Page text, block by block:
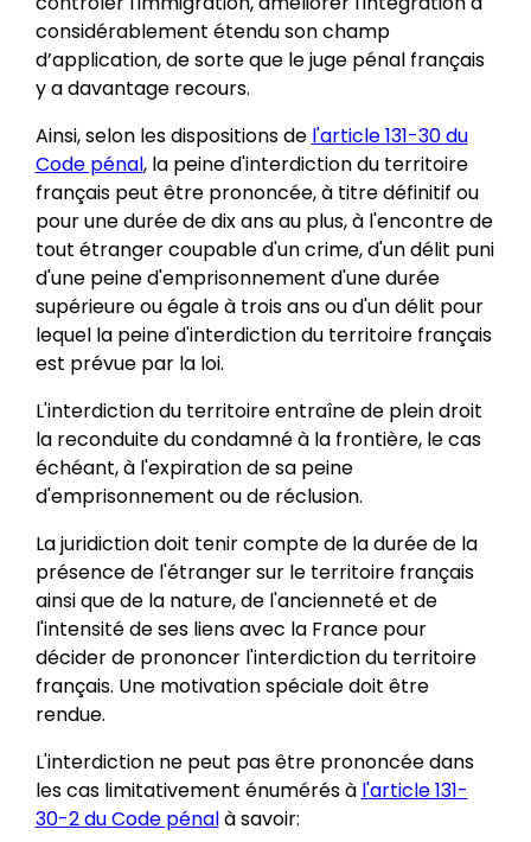
considérablement étendu son champ
d’application, de sorte que le juge pénal français
y a davantage recours.
Ainsi, selon les dispositions de l'article 131-30 du
Code pénal, la peine d'interdiction du territoire
français peut être prononcée, à titre définitif ou
pour une durée de dix ans au plus, à l'encontre de
tout étranger coupable d'un crime, d'un délit puni
d'une peine d'emprisonnement d'une durée
supérieure ou égale à trois ans ou d'un délit pour
lequel la peine d'interdiction du territoire français
est prévue par la loi.
L'interdiction du territoire entraîne de plein droit
la reconduite du condamné à la frontière, le cas
échéant, à l'expiration de sa peine
d'emprisonnement ou de réclusion.
La juridiction doit tenir compte de la durée de la
présence de l'étranger sur le territoire français
ainsi que de la nature, de l'ancienneté et de
l'intensité de ses liens avec la France pour
décider de prononcer l'interdiction du territoire
français. Une motivation spéciale doit être
rendue.
L'interdiction ne peut pas être prononcée dans
les cas limitativement énumérés à l'article 131-
30-2 du Code pénalà savoir: